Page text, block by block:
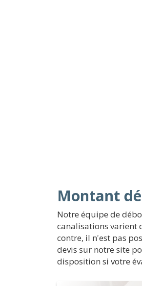
Montant
Notre équipe de
canalisations varient
contre, il n'est pas
devis sur notre site
disposition si votre